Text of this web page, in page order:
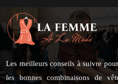
Les meilleurs conseils à suivre
les bonnes combinaisons de